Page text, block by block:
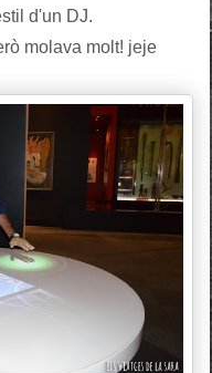
d'un DJ.
molava molt! jeje